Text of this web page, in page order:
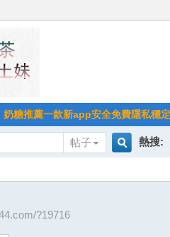
奶糖推薦一款新app安全免費隱私穩
帖子
熱搜:
?19716